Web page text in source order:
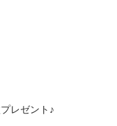
レゼント♪